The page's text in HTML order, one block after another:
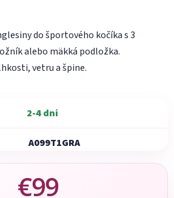
do športového kočíka s 3
alebo mäkká podložka.
vetru a špine.
2-4 dni
A099T1GRA
€99